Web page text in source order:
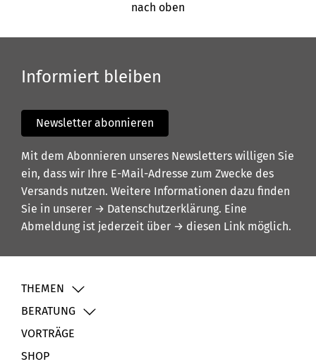
nach oben
Informiert bleiben
Newsletter abonnieren
Mit dem Abonnieren unseres Newsletters willigen Sie
ein, dass wir Ihre E-Mail-Adresse zum Zwecke des
Versands nutzen. Weitere Informationen dazu finden
Sie in unserer → Datenschutzerklärung. Eine
Abmeldung ist jederzeit über → diesen Link möglich.
THEMEN
BERATUNG
VORTRÄGE
SHOP